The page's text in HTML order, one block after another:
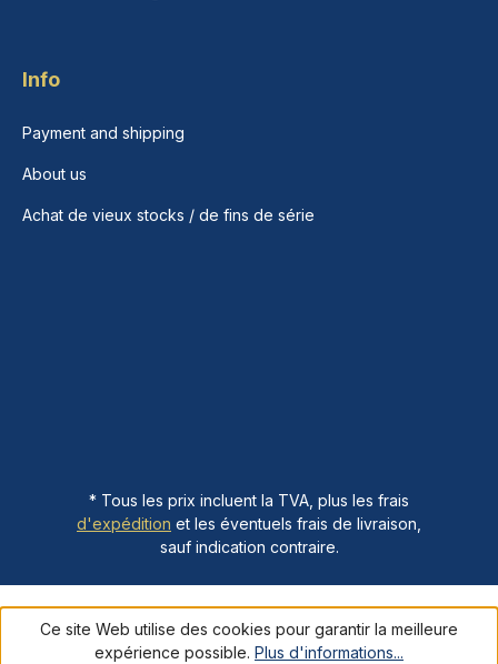
Info
Payment and shipping
About us
Achat de vieux stocks / de fins de série
* Tous les prix incluent la TVA, plus les frais
d'expédition et les éventuels frais de livraison,
sauf indication contraire.
Ce site Web utilise des cookies pour garantir la meilleure
expérience possible. Plus d'informations...